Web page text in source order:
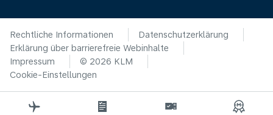
Rechtliche Informationen
Datenschutzerklärung
Erklärung über barrierefreie Webinhalte
Impressum
© 2026 KLM
Cookie-Einstellungen